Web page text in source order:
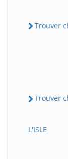
Trouver
Trouver
L'ISLE